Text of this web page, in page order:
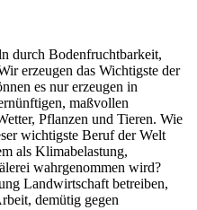
durch Bodenfruchtbarkeit,
erzeugen das Wichtigste der
es nur erzeugen in
maßvollen
Pflanzen und Tieren. Wie
wichtigste Beruf der Welt
als Klimabelastung,
wahrgenommen wird?
Landwirtschaft betreiben,
demütig gegen